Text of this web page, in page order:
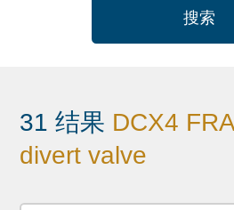
搜索
31 结果 DCX4
divert valve